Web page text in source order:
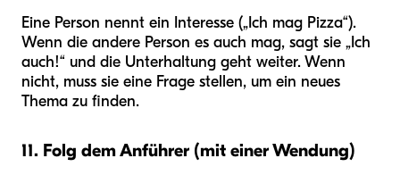
Eine Person nennt ein Interesse („Ich mag Pizza“).
Wenn die andere Person es auch mag, sagt sie „Ich
auch!“ und die Unterhaltung geht weiter. Wenn
nicht, muss sie eine Frage stellen, um ein neues
Thema zu finden.
11. Folg dem Anführer (mit einer Wendung)